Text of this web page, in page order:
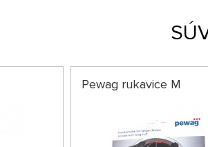
Pewag rukavice M